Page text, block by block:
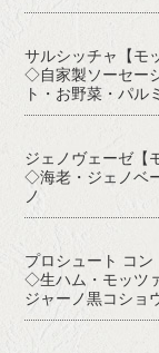
サルシッチャ【モ
◇自家製ソーセー
ト・お野菜・パル
ジェノヴェーゼ【
◇海老・ジェノベ
ノ
プロシュート コン
◇生ハム・モッツ
ジャーノ黒コショ